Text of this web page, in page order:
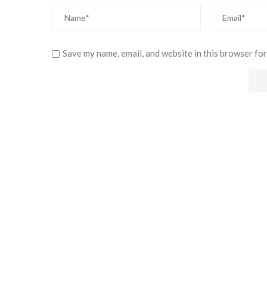
Save my name, email, and website in this browser